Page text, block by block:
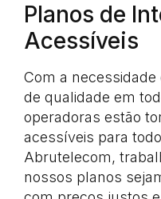
Planos de
Acessíveis
Com a
de qualidade em
operadoras estão
acessíveis para
Abrutelecom,
nossos planos